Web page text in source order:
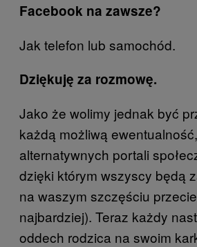
Facebook na zawsze?
Jak telefon lub samochód.
Dziękuję za rozmowę.
Jako że wolimy jednak być
każdą możliwą
alternatywnych portali
dzięki którym wszyscy będą
na waszym szczęściu
najbardziej). Teraz każdy
oddech rodzica na swoim